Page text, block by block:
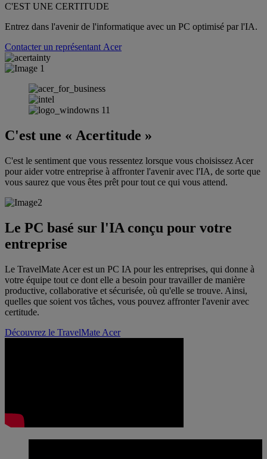
C'EST UNE CERTITUDE
Entrez dans l'avenir de l'informatique avec un PC optimisé par l'IA.
Contacter un représentant Acer
C'est une « Acertitude »
C'est le sentiment que vous ressentez lorsque vous choisissez Acer
pour aider votre entreprise à affronter l'avenir avec l'IA, de sorte que
vous saurez que vous êtes prêt pour tout ce qui vous attend.
Le PC basé sur l'IA conçu pour votre
entreprise
Le TravelMate Acer est un PC IA pour les entreprises, qui donne à
votre équipe tout ce dont elle a besoin pour travailler de manière
productive, collaborative et sécurisée, où qu'elle se trouve. Ainsi,
quelles que soient vos tâches, vous pouvez affronter l'avenir avec
certitude.
Découvrez le TravelMate Acer